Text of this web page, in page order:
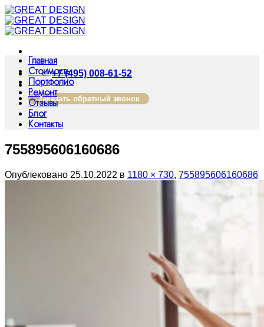
Skip
to
content
+7 (495) 008-61-52
Заказать обратный звонок
Главная
Стоимость
Портфолио
Ремонт
Отзывы
Блог
Контакты
755895606160686
Опублековано 25.10.2022 в 1180 × 730, 755895606160686